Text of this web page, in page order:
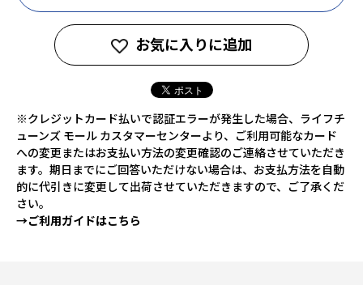
お気に入りに追加
※クレジットカード払いで認証エラーが発生した場合、ライフチ
ューンズ モール カスタマーセンターより、ご利用可能なカード
への変更またはお支払い方法の変更確認のご連絡させていただき
ます。期日までにご回答いただけない場合は、お支払方法を自動
的に代引きに変更して出荷させていただきますので、ご了承くだ
さい。
→ご利用ガイドはこちら